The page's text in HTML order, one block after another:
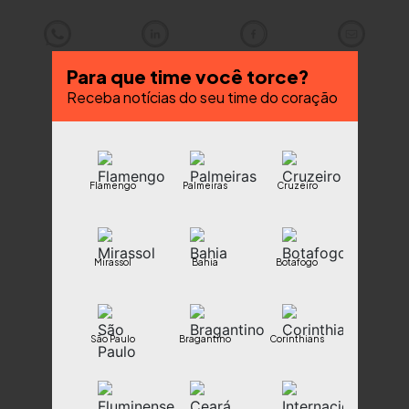
Para que time você torce?
Receba notícias do seu time do coração
Flamengo Palmeiras Cruzeiro
Mirassol Bahia Botafogo
São Paulo Bragantino Corinthians